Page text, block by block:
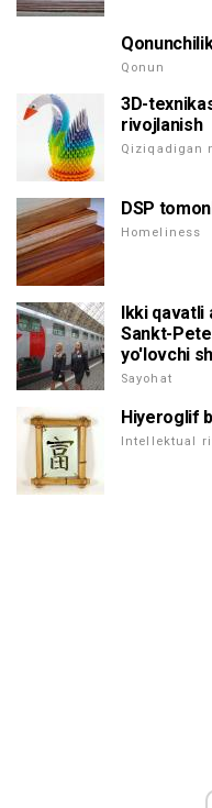
Qonun
3D-
rivojlanish
Qiziqadigan
DSP
Homeliness
Ikki
Sankt-
yo'lovchi
Sayohat
Hiyeroglif
Intellektual